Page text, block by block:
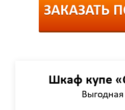
ЗАКАЗАТЬ
Шкаф купе